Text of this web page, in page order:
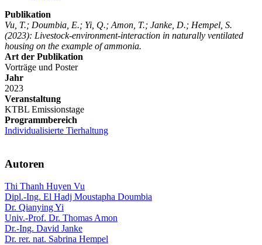
Publikation
Vu, T.; Doumbia, E.; Yi, Q.; Amon, T.; Janke, D.; Hempel, S.
(2023): Livestock-environment-interaction in naturally ventilated
housing on the example of ammonia.
Art der Publikation
Vorträge und Poster
Jahr
2023
Veranstaltung
KTBL Emissionstage
Programmbereich
Individualisierte Tierhaltung
Autoren
Thi Thanh Huyen Vu
Dipl.-Ing. El Hadj Moustapha Doumbia
Dr. Qianying Yi
Univ.-Prof. Dr. Thomas Amon
Dr.-Ing. David Janke
Dr. rer. nat. Sabrina Hempel